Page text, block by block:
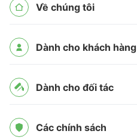
Về chúng tôi
Dành cho khách hàng
Dành cho đối tác
Các chính sách